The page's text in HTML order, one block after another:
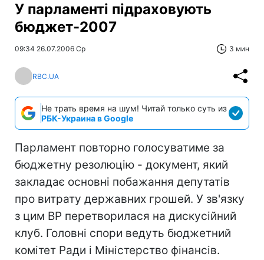
У парламенті підраховують
бюджет-2007
09:34 26.07.2006 Ср 3 мин
RBC.UA
Не трать время на шум! Читай только суть из
РБК-Украина в Google
Парламент повторно голосуватиме за
бюджетну резолюцію - документ, який
закладає основні побажання депутатів
про витрату державних грошей. У зв'язку
з цим ВР перетворилася на дискусійний
клуб. Головні спори ведуть бюджетний
комітет Ради і Міністерство фінансів.